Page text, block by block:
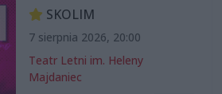
SKOLIM
7 sierpnia 2026, 20:00
Teatr Letni im. Heleny
Majdaniec